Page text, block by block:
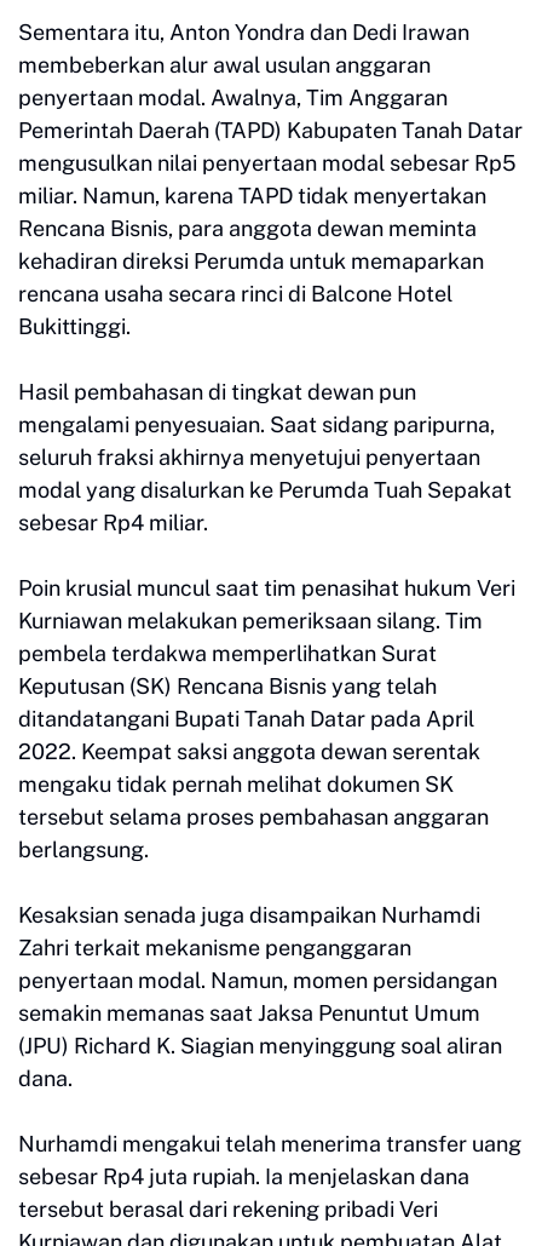
Sementara itu, Anton Yondra dan Dedi Irawan
membeberkan alur awal usulan anggaran
penyertaan modal. Awalnya, Tim Anggaran
Pemerintah Daerah (TAPD) Kabupaten Tanah Datar
mengusulkan nilai penyertaan modal sebesar Rp5
miliar. Namun, karena TAPD tidak menyertakan
Rencana Bisnis, para anggota dewan meminta
kehadiran direksi Perumda untuk memaparkan
rencana usaha secara rinci di Balcone Hotel
Bukittinggi.
Hasil pembahasan di tingkat dewan pun
mengalami penyesuaian. Saat sidang paripurna,
seluruh fraksi akhirnya menyetujui penyertaan
modal yang disalurkan ke Perumda Tuah Sepakat
sebesar Rp4 miliar.
Poin krusial muncul saat tim penasihat hukum Veri
Kurniawan melakukan pemeriksaan silang. Tim
pembela terdakwa memperlihatkan Surat
Keputusan (SK) Rencana Bisnis yang telah
ditandatangani Bupati Tanah Datar pada April
2022. Keempat saksi anggota dewan serentak
mengaku tidak pernah melihat dokumen SK
tersebut selama proses pembahasan anggaran
berlangsung.
Kesaksian senada juga disampaikan Nurhamdi
Zahri terkait mekanisme penganggaran
penyertaan modal. Namun, momen persidangan
semakin memanas saat Jaksa Penuntut Umum
(JPU) Richard K. Siagian menyinggung soal aliran
dana.
Nurhamdi mengakui telah menerima transfer uang
sebesar Rp4 juta rupiah. Ia menjelaskan dana
tersebut berasal dari rekening pribadi Veri